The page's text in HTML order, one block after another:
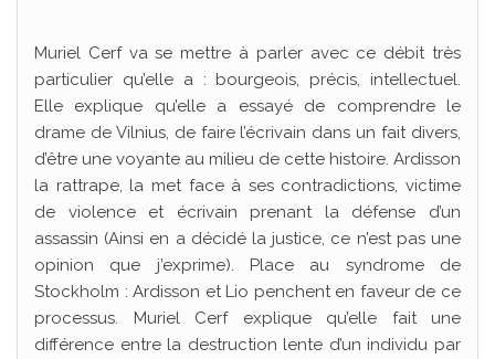
Muriel Cerf va se mettre à parler avec ce débit très
particulier qu’elle a : bourgeois, précis, intellectuel.
Elle explique qu’elle a essayé de comprendre le
drame de Vilnius, de faire l’écrivain dans un fait divers,
d’être une voyante au milieu de cette histoire. Ardisson
la rattrape, la met face à ses contradictions, victime
de violence et écrivain prenant la défense d’un
assassin (Ainsi en a décidé la justice, ce n’est pas une
opinion que j’exprime). Place au syndrome de
Stockholm : Ardisson et Lio penchent en faveur de ce
processus. Muriel Cerf explique qu’elle fait une
différence entre la destruction lente d’un individu par